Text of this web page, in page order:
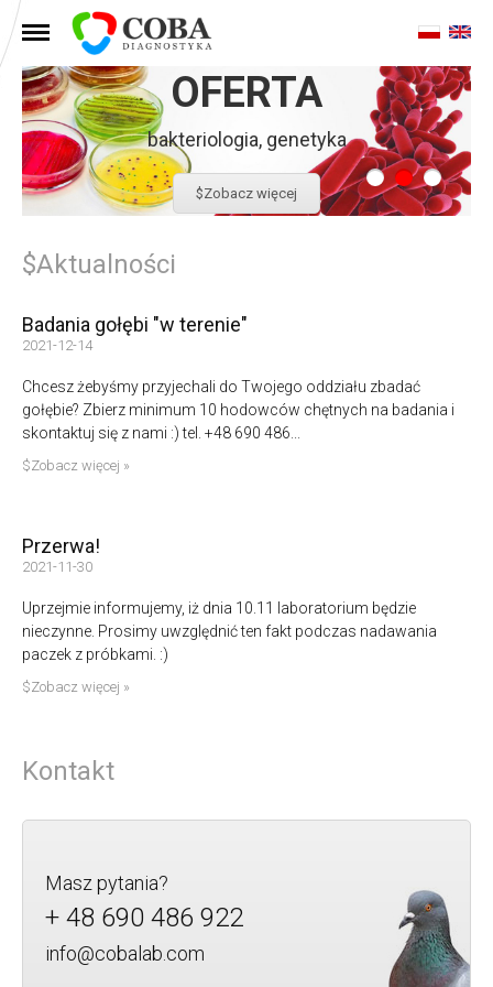
MENU
OFERTA
bakteriologia, genetyka
$Zobacz więcej
$Aktualności
Badania gołębi "w terenie"
2021-12-14
Chcesz żebyśmy przyjechali do Twojego oddziału zbadać
gołębie? Zbierz minimum 10 hodowców chętnych na badania i
skontaktuj się z nami :) tel. +48 690 486...
$Zobacz więcej »
Przerwa!
2021-11-30
Uprzejmie informujemy, iż dnia 10.11 laboratorium będzie
nieczynne. Prosimy uwzględnić ten fakt podczas nadawania
paczek z próbkami. :)
$Zobacz więcej »
Kontakt
Masz pytania?
+ 48 690 486 922
info@cobalab.com